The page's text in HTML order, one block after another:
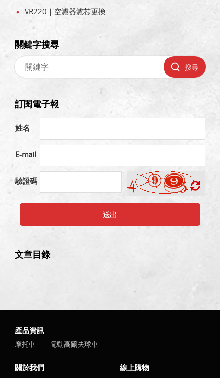
VR220｜空濾器濾芯更換
關鍵字搜尋
搜尋
訂閱電子報
姓名
E-mail
驗證碼
送出
文章目錄
產品資訊
摩托車 電動高爾夫球車
關於我們 線上購物